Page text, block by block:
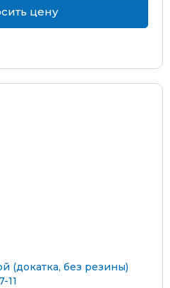
цену
(докатка, без резины)
11